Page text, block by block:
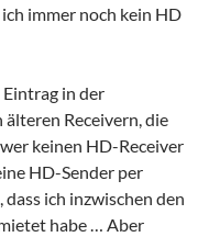
immer noch kein HD
in der
älteren Receivern, die
keinen HD-Receiver
HD-Sender per
ich inzwischen den
habe … Aber